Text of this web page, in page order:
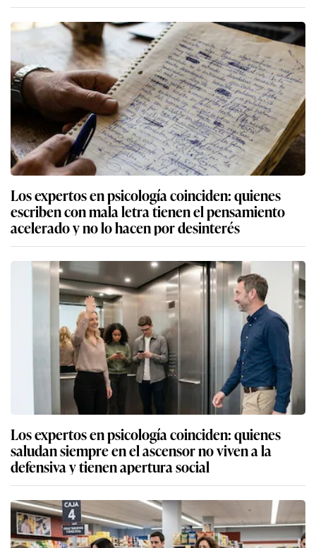
Los expertos en psicología coinciden: quienes
escriben con mala letra tienen el pensamiento
acelerado y no lo hacen por desinterés
Los expertos en psicología coinciden: quienes
saludan siempre en el ascensor no viven a la
defensiva y tienen apertura social